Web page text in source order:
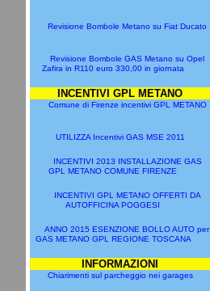
Revisione Bombole Metano su Fiat Ducato
Revisione Bombole GAS Metano su Opel
Zafira in R110 euro 330,00 in giornata
INCENTIVI GPL METANO
Comune di Firenze incentivi GPL METANO
UTILIZZA Incentivi GAS MSE 2011
INCENTIVI 2013 INSTALLAZIONE GAS
GPL METANO COMUNE FIRENZE
INCENTIVI GPL METANO OFFERTI DA
AUTOFFICINA POGGESI
ANNO 2015 ESENZIONE BOLLO AUTO per
GAS METANO GPL REGIONE TOSCANA
INFORMAZIONI
Chiarimenti sul parcheggio nei garages